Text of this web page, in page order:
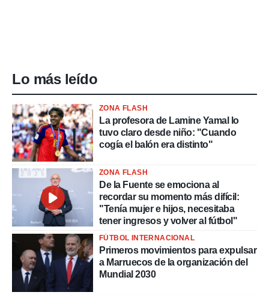
Lo más leído
ZONA FLASH
La profesora de Lamine Yamal lo
tuvo claro desde niño: "Cuando
cogía el balón era distinto"
ZONA FLASH
De la Fuente se emociona al
recordar su momento más difícil:
"Tenía mujer e hijos, necesitaba
tener ingresos y volver al fútbol"
FÚTBOL INTERNACIONAL
Primeros movimientos para expulsar
a Marruecos de la organización del
Mundial 2030